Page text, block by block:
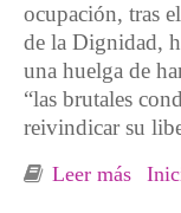
ocupación, tras
de la Dignidad,
una huelga de
“las brutales
reivindicar su
Leer más